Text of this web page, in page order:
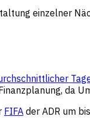
einzelner
da
FIFA der ADR um